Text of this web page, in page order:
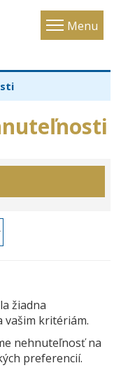
Menu
Toggle
žiadna
vašim kritériám.
nehnuteľnosť na
preferencií.